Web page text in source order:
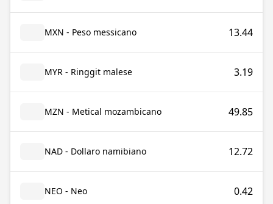
MXN - Peso messicano 13.44
MYR - Ringgit malese 3.19
MZN - Metical mozambicano 49.85
NAD - Dollaro namibiano 12.72
NEO - Neo 0.42